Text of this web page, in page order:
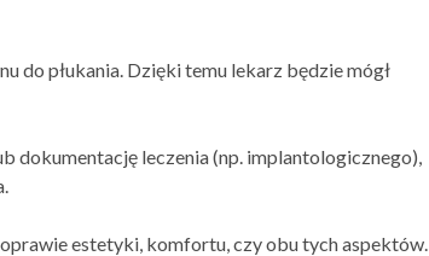
do płukania. Dzięki temu lekarz będzie mógł
dokumentację leczenia (np. implantologicznego),
estetyki, komfortu, czy obu tych aspektów.